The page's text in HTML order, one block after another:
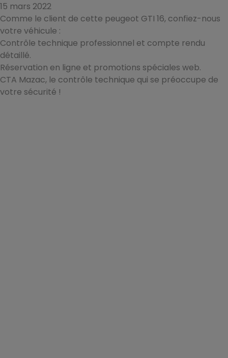
15 mars 2022
Comme le client de cette peugeot GTI 16, confiez-nous
votre véhicule :
Contrôle technique professionnel et compte rendu
détaillé.
Réservation en ligne et promotions spéciales web.
CTA Mazac, le contrôle technique qui se préoccupe de
votre sécurité !